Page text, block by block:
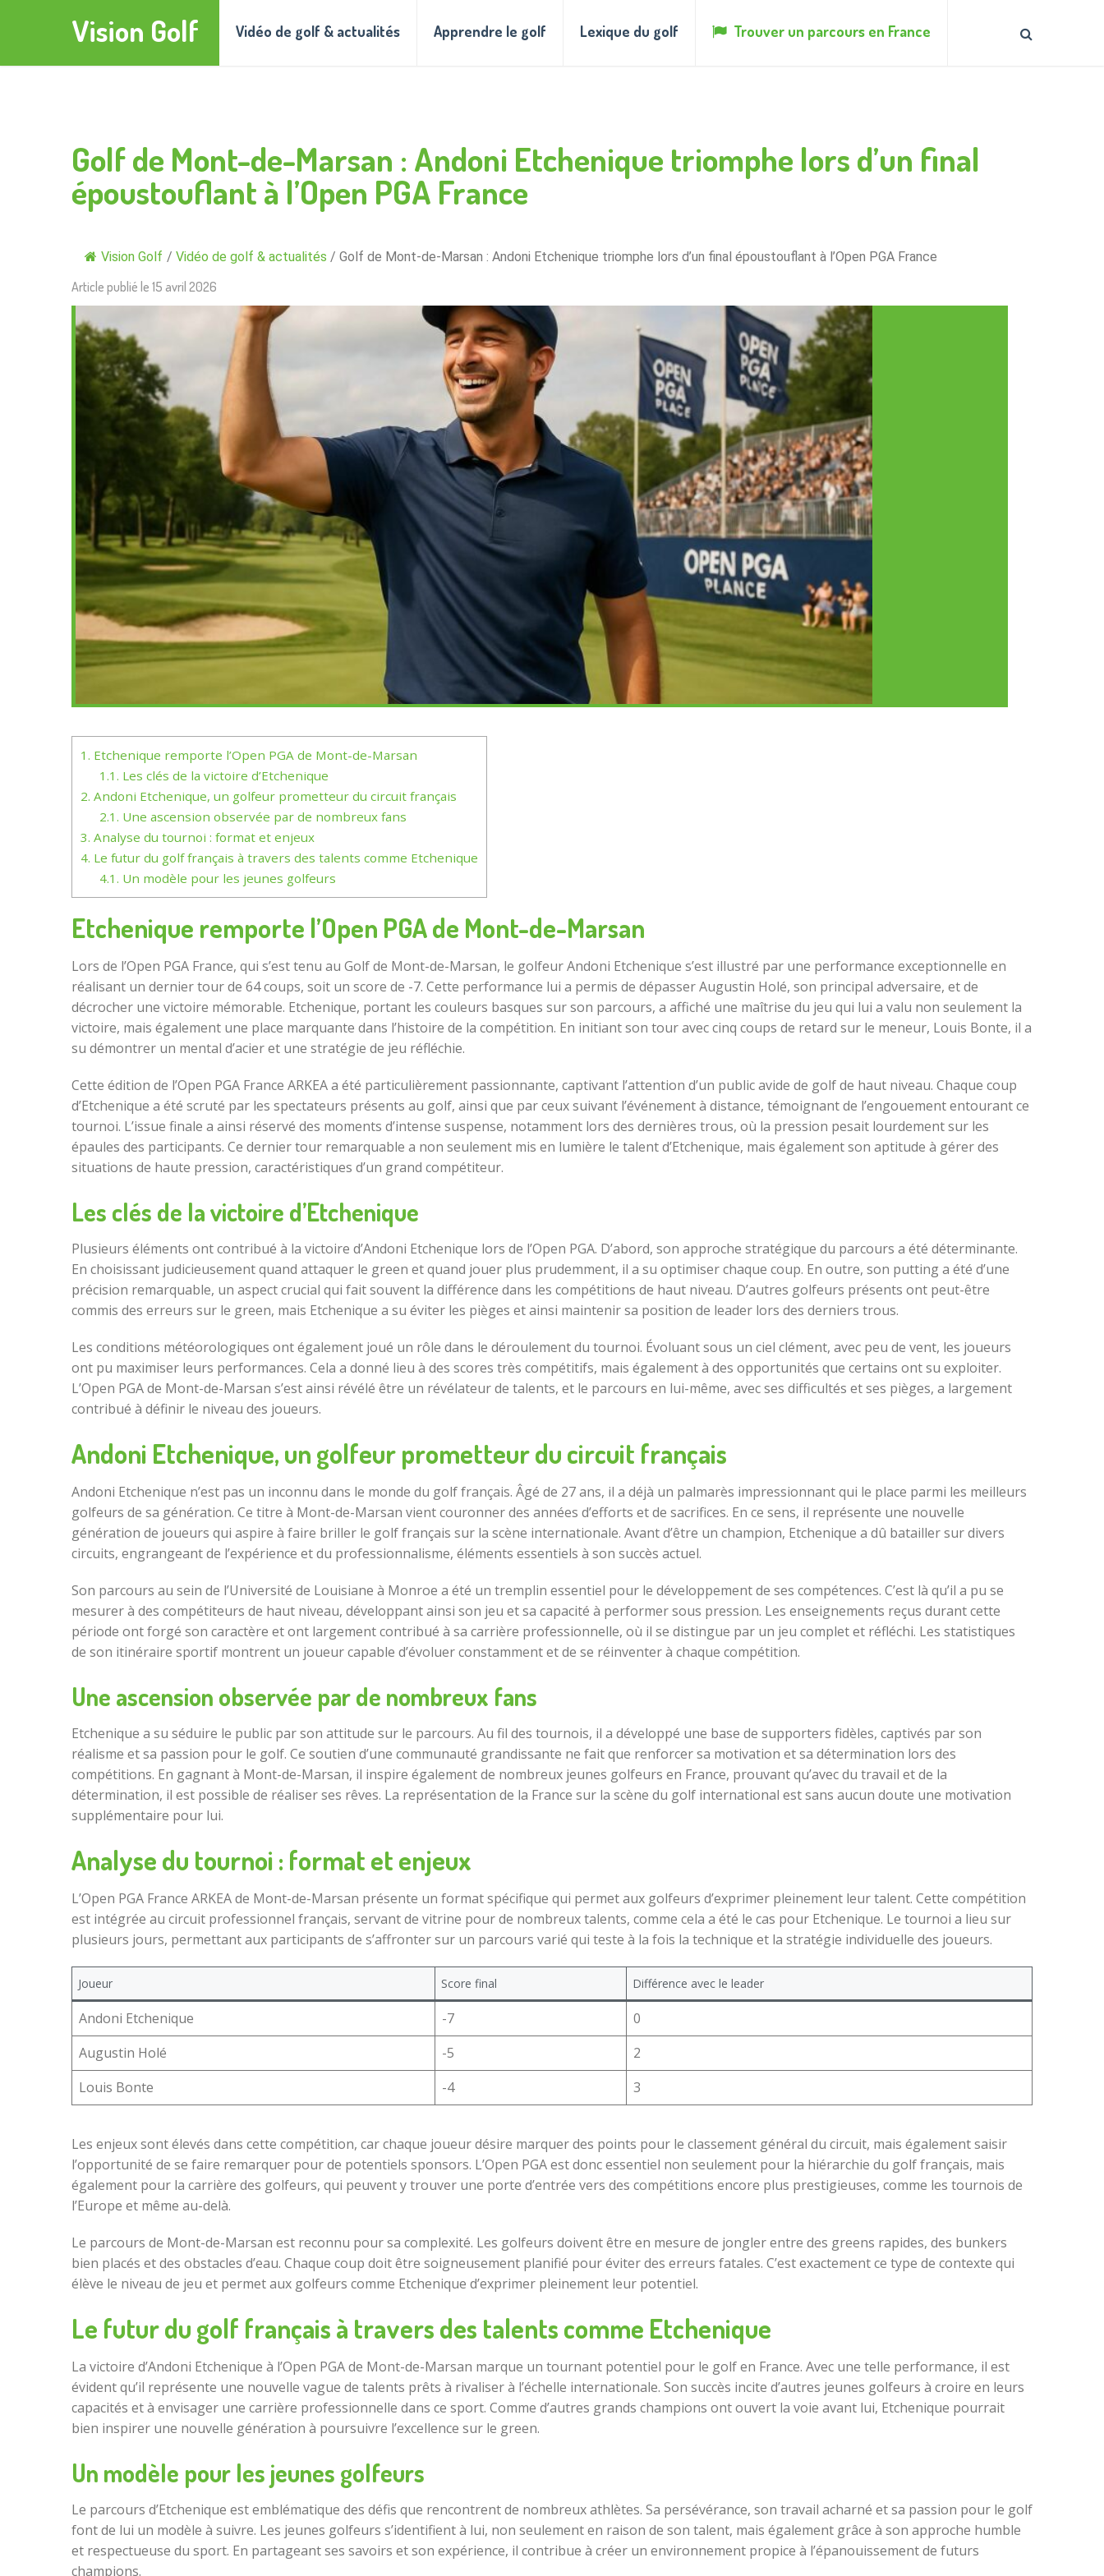
Vision Golf Vidéo de golf & actualités Apprendre le golf Lexique du golf Trouver un parcours en France
Golf de Mont-de-Marsan : Andoni Etchenique triomphe lors d’un final
époustouflant à l’Open PGA France
Vision Golf / Vidéo de golf & actualités / Golf de Mont-de-Marsan : Andoni Etchenique triomphe lors d’un final époustouflant à l’Open PGA France
Article publié le 15 avril 2026
1. Etchenique remporte l’Open PGA de Mont-de-Marsan
1.1. Les clés de la victoire d’Etchenique
2. Andoni Etchenique, un golfeur prometteur du circuit français
2.1. Une ascension observée par de nombreux fans
3. Analyse du tournoi : format et enjeux
4. Le futur du golf français à travers des talents comme Etchenique
4.1. Un modèle pour les jeunes golfeurs
Etchenique remporte l’Open PGA de Mont-de-Marsan
Lors de l’Open PGA France, qui s’est tenu au Golf de Mont-de-Marsan, le golfeur Andoni Etchenique s’est illustré par une performance exceptionnelle en
réalisant un dernier tour de 64 coups, soit un score de -7. Cette performance lui a permis de dépasser Augustin Holé, son principal adversaire, et de
décrocher une victoire mémorable. Etchenique, portant les couleurs basques sur son parcours, a affiché une maîtrise du jeu qui lui a valu non seulement la
victoire, mais également une place marquante dans l’histoire de la compétition. En initiant son tour avec cinq coups de retard sur le meneur, Louis Bonte, il a
su démontrer un mental d’acier et une stratégie de jeu réfléchie.
Cette édition de l’Open PGA France ARKEA a été particulièrement passionnante, captivant l’attention d’un public avide de golf de haut niveau. Chaque coup
d’Etchenique a été scruté par les spectateurs présents au golf, ainsi que par ceux suivant l’événement à distance, témoignant de l’engouement entourant ce
tournoi. L’issue finale a ainsi réservé des moments d’intense suspense, notamment lors des dernières trous, où la pression pesait lourdement sur les
épaules des participants. Ce dernier tour remarquable a non seulement mis en lumière le talent d’Etchenique, mais également son aptitude à gérer des
situations de haute pression, caractéristiques d’un grand compétiteur.
Les clés de la victoire d’Etchenique
Plusieurs éléments ont contribué à la victoire d’Andoni Etchenique lors de l’Open PGA. D’abord, son approche stratégique du parcours a été déterminante.
En choisissant judicieusement quand attaquer le green et quand jouer plus prudemment, il a su optimiser chaque coup. En outre, son putting a été d’une
précision remarquable, un aspect crucial qui fait souvent la différence dans les compétitions de haut niveau. D’autres golfeurs présents ont peut-être
commis des erreurs sur le green, mais Etchenique a su éviter les pièges et ainsi maintenir sa position de leader lors des derniers trous.
Les conditions météorologiques ont également joué un rôle dans le déroulement du tournoi. Évoluant sous un ciel clément, avec peu de vent, les joueurs
ont pu maximiser leurs performances. Cela a donné lieu à des scores très compétitifs, mais également à des opportunités que certains ont su exploiter.
L’Open PGA de Mont-de-Marsan s’est ainsi révélé être un révélateur de talents, et le parcours en lui-même, avec ses difficultés et ses pièges, a largement
contribué à définir le niveau des joueurs.
Andoni Etchenique, un golfeur prometteur du circuit français
Andoni Etchenique n’est pas un inconnu dans le monde du golf français. Âgé de 27 ans, il a déjà un palmarès impressionnant qui le place parmi les meilleurs
golfeurs de sa génération. Ce titre à Mont-de-Marsan vient couronner des années d’efforts et de sacrifices. En ce sens, il représente une nouvelle
génération de joueurs qui aspire à faire briller le golf français sur la scène internationale. Avant d’être un champion, Etchenique a dû batailler sur divers
circuits, engrangeant de l’expérience et du professionnalisme, éléments essentiels à son succès actuel.
Son parcours au sein de l’Université de Louisiane à Monroe a été un tremplin essentiel pour le développement de ses compétences. C’est là qu’il a pu se
mesurer à des compétiteurs de haut niveau, développant ainsi son jeu et sa capacité à performer sous pression. Les enseignements reçus durant cette
période ont forgé son caractère et ont largement contribué à sa carrière professionnelle, où il se distingue par un jeu complet et réfléchi. Les statistiques
de son itinéraire sportif montrent un joueur capable d’évoluer constamment et de se réinventer à chaque compétition.
Une ascension observée par de nombreux fans
Etchenique a su séduire le public par son attitude sur le parcours. Au fil des tournois, il a développé une base de supporters fidèles, captivés par son
réalisme et sa passion pour le golf. Ce soutien d’une communauté grandissante ne fait que renforcer sa motivation et sa détermination lors des
compétitions. En gagnant à Mont-de-Marsan, il inspire également de nombreux jeunes golfeurs en France, prouvant qu’avec du travail et de la
détermination, il est possible de réaliser ses rêves. La représentation de la France sur la scène du golf international est sans aucun doute une motivation
supplémentaire pour lui.
Analyse du tournoi : format et enjeux
L’Open PGA France ARKEA de Mont-de-Marsan présente un format spécifique qui permet aux golfeurs d’exprimer pleinement leur talent. Cette compétition
est intégrée au circuit professionnel français, servant de vitrine pour de nombreux talents, comme cela a été le cas pour Etchenique. Le tournoi a lieu sur
plusieurs jours, permettant aux participants de s’affronter sur un parcours varié qui teste à la fois la technique et la stratégie individuelle des joueurs.
Joueur Score final Différence avec le leader
Andoni Etchenique -7
0
Augustin Holé
-5
2
Louis Bonte
-4 3
Les enjeux sont élevés dans cette compétition, car chaque joueur désire marquer des points pour le classement général du circuit, mais également saisir
l’opportunité de se faire remarquer pour de potentiels sponsors. L’Open PGA est donc essentiel non seulement pour la hiérarchie du golf français, mais
également pour la carrière des golfeurs, qui peuvent y trouver une porte d’entrée vers des compétitions encore plus prestigieuses, comme les tournois de
l’Europe et même au-delà.
Le parcours de Mont-de-Marsan est reconnu pour sa complexité. Les golfeurs doivent être en mesure de jongler entre des greens rapides, des bunkers
bien placés et des obstacles d’eau. Chaque coup doit être soigneusement planifié pour éviter des erreurs fatales. C’est exactement ce type de contexte qui
élève le niveau de jeu et permet aux golfeurs comme Etchenique d’exprimer pleinement leur potentiel.
Le futur du golf français à travers des talents comme Etchenique
La victoire d’Andoni Etchenique à l’Open PGA de Mont-de-Marsan marque un tournant potentiel pour le golf en France. Avec une telle performance, il est
évident qu’il représente une nouvelle vague de talents prêts à rivaliser à l’échelle internationale. Son succès incite d’autres jeunes golfeurs à croire en leurs
capacités et à envisager une carrière professionnelle dans ce sport. Comme d’autres grands champions ont ouvert la voie avant lui, Etchenique pourrait
bien inspirer une nouvelle génération à poursuivre l’excellence sur le green.
Un modèle pour les jeunes golfeurs
Le parcours d’Etchenique est emblématique des défis que rencontrent de nombreux athlètes. Sa persévérance, son travail acharné et sa passion pour le golf
font de lui un modèle à suivre. Les jeunes golfeurs s’identifient à lui, non seulement en raison de son talent, mais également grâce à son approche humble
et respectueuse du sport. En partageant ses savoirs et son expérience, il contribue à créer un environnement propice à l’épanouissement de futurs
champions.